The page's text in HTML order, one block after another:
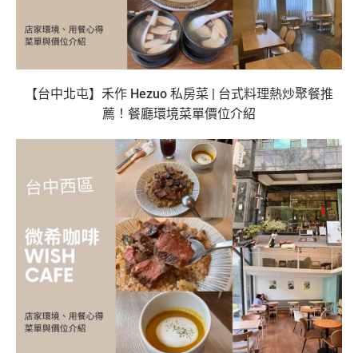
【台中北屯】禾作 Hezuo 私房菜 | 台式料理熱炒聚餐推
薦！餐廳環境菜單價位介紹